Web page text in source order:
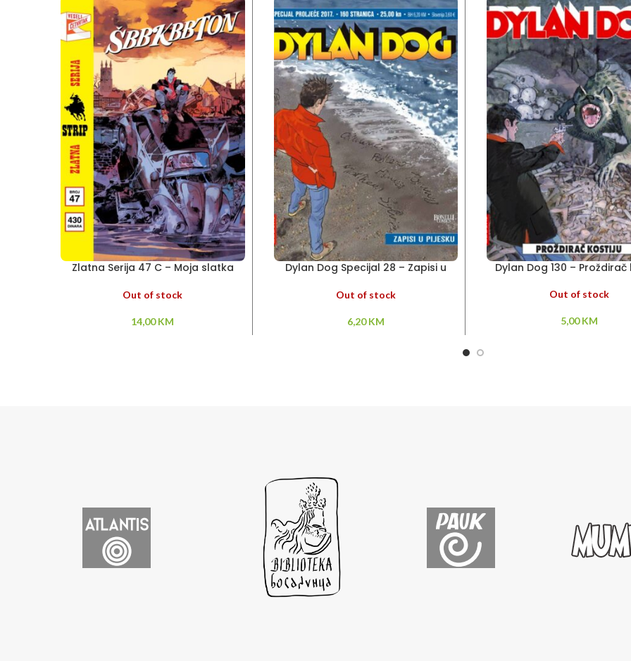
Zlatna Serija 47 C – Moja slatka
Out of stock
14,00KM
Dylan Dog Specijal 28 – Zapisi u
Out of stock
6,20KM
Dylan Dog 130 – Proždirač
Out of stock
5,00KM